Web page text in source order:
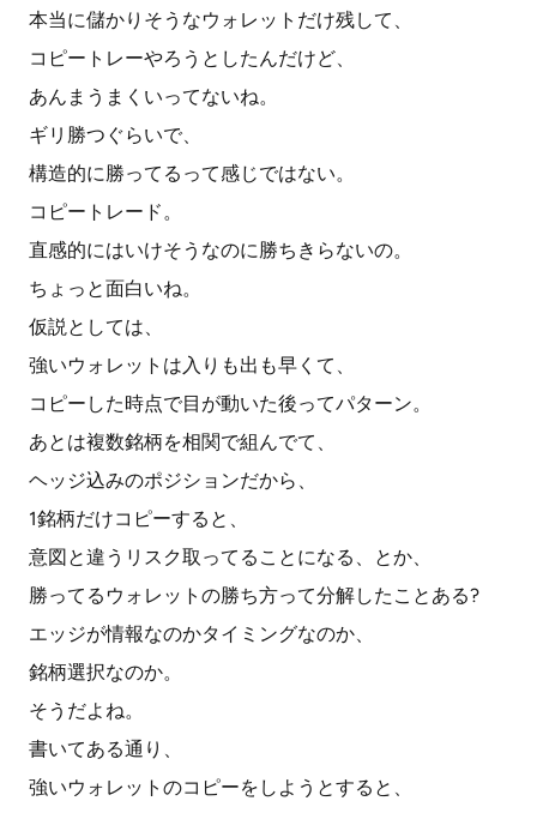
本当に儲かりそうなウォレットだけ残して、
コピートレーやろうとしたんだけど、
あんまうまくいってないね。
ギリ勝つぐらいで、
構造的に勝ってるって感じではない。
コピートレード。
直感的にはいけそうなのに勝ちきらないの。
ちょっと面白いね。
仮説としては、
強いウォレットは入りも出も早くて、
コピーした時点で目が動いた後ってパターン。
あとは複数銘柄を相関で組んでて、
ヘッジ込みのポジションだから、
1銘柄だけコピーすると、
意図と違うリスク取ってることになる、とか、
勝ってるウォレットの勝ち方って分解したことある?
エッジが情報なのかタイミングなのか、
銘柄選択なのか。
そうだよね。
書いてある通り、
強いウォレットのコピーをしようとすると、